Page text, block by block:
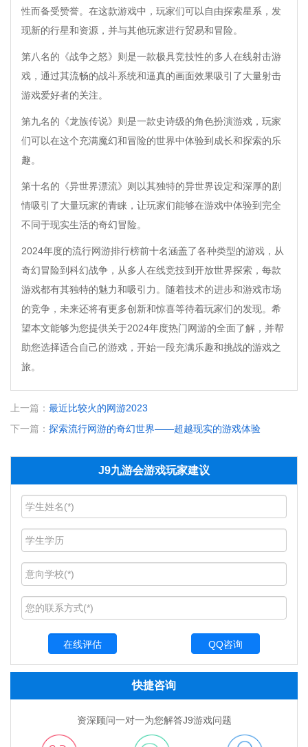
性而备受赞誉。在这款游戏中，玩家们可以自由探索星系，发
现新的行星和资源，并与其他玩家进行贸易和冒险。
第八名的《战争之怒》则是一款极具竞技性的多人在线射击游
戏，通过其流畅的战斗系统和逼真的画面效果吸引了大量射击
游戏爱好者的关注。
第九名的《龙族传说》则是一款史诗级的角色扮演游戏，玩家
们可以在这个充满魔幻和冒险的世界中体验到成长和探索的乐
趣。
第十名的《异世界漂流》则以其独特的异世界设定和深厚的剧
情吸引了大量玩家的青睐，让玩家们能够在游戏中体验到完全
不同于现实生活的奇幻冒险。
2024年度的流行网游排行榜前十名涵盖了各种类型的游戏，从
奇幻冒险到科幻战争，从多人在线竞技到开放世界探索，每款
游戏都有其独特的魅力和吸引力。随着技术的进步和游戏市场
的竞争，未来还将有更多创新和惊喜等待着玩家们的发现。希
望本文能够为您提供关于2024年度热门网游的全面了解，并帮
助您选择适合自己的游戏，开始一段充满乐趣和挑战的游戏之
旅。
上一篇： 最近比较火的网游2023
下一篇： 探索流行网游的奇幻世界——超越现实的游戏体验
J9九游会游戏玩家建议
QQ咨询
快捷咨询
资深顾问一对一为您解答J9游戏问题